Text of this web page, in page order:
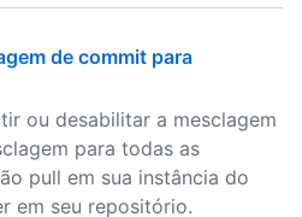
de commit para
ou desabilitar a mesclagem
para todas as
pull em sua instância do
em seu repositório.